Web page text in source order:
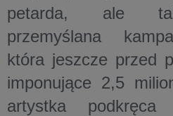
petarda, ale
przemyślana
która jeszcze przed
imponujące 2,5
artystka podkręca